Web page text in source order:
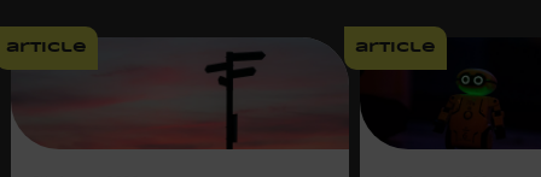
article article